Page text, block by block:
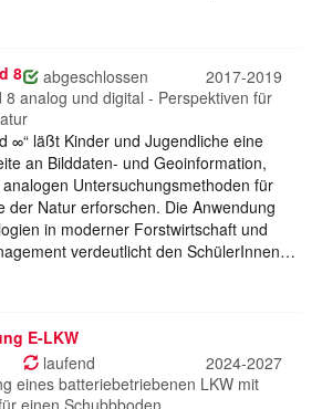
8 abgeschlossen
2017-2019
8 analog und digital - Perspektiven für
∞“ läßt Kinder und Jugendliche eine
an Bilddaten- und Geoinformation,
Untersuchungsmethoden für
der Natur erforschen. Die Anwendung
in moderner Forstwirtschaft und
verdeutlicht den SchülerInnen…
E-LKW
laufend
2024-2027
eines batteriebetriebenen LKW mit